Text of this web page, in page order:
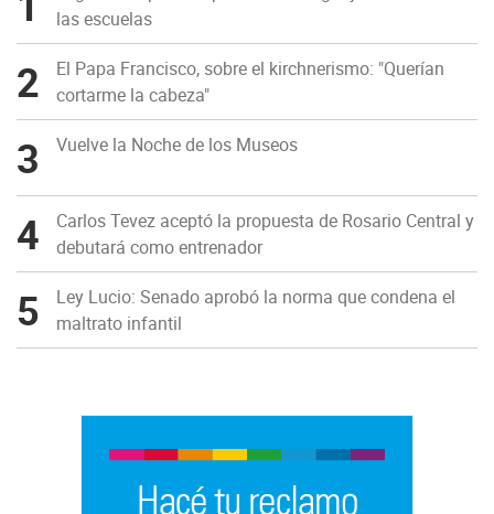
las escuelas
2
El Papa Francisco, sobre el kirchnerismo: "Querían
cortarme la cabeza"
3 Vuelve la Noche de los Museos
4
Carlos Tevez aceptó la propuesta de Rosario Central y
debutará como entrenador
5
Ley Lucio: Senado aprobó la norma que condena el
maltrato infantil